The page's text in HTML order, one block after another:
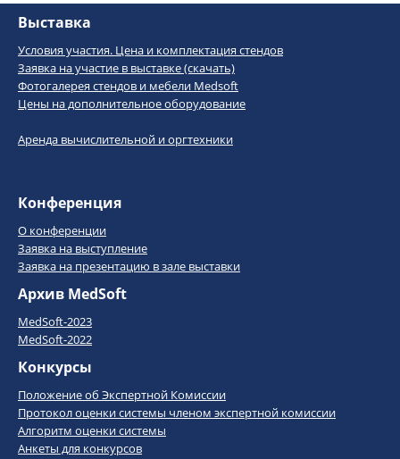
Выставка
Условия участия. Цена и комплектация стендов
Заявка на участие в выставке (скачать)
Фотогалерея стендов и мебели Medsoft
Цены на дополнительное оборудование
Аренда вычислительной и оргтехники
Конференция
О конференции
Заявка на выступление
Заявка на презентацию в зале выставки
Архив MedSoft
MedSoft-2023
MedSoft-2022
Конкурсы
Положение об Экспертной Комиссии
Протокол оценки системы членом экспертной комиссии
Алгоритм оценки системы
Анкеты для конкурсов